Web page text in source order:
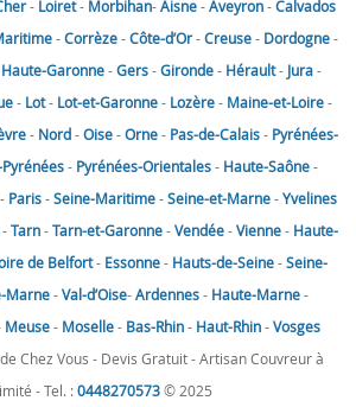
- Loiret- Morbihan-Aisne-Aveyron-Calvados
-Corrèze-Côte-d’Or-Creuse- Dordogne-
Haute-Garonne-Gers-Gironde- Hérault- Jura-
- Lot- Lot-et-Garonne- Lozère- Maine-et-Loire-
- Nord-Oise-Orne- Pas-de-Calais- Pyrénées-
- Pyrénées-Orientales- Haute-Saône-
- Paris-Seine-Maritime-Seine-et-Marne-Yvelines
Tarn-Tarn-et-Garonne-Vendée-Vienne- Haute-
de Belfort- Essonne- Hauts-de-Seine-Seine-
Marne-Val-d’Oise-Ardennes- Haute-Marne-
Meuse- Moselle- Bas-Rhin- Haut-Rhin-Vosges
Chez Vous - Devis Gratuit - Artisan Couvreur à
- Tel. :0448270573© 2025